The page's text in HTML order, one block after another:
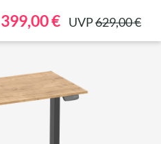
399,00 € UVP629,00 €